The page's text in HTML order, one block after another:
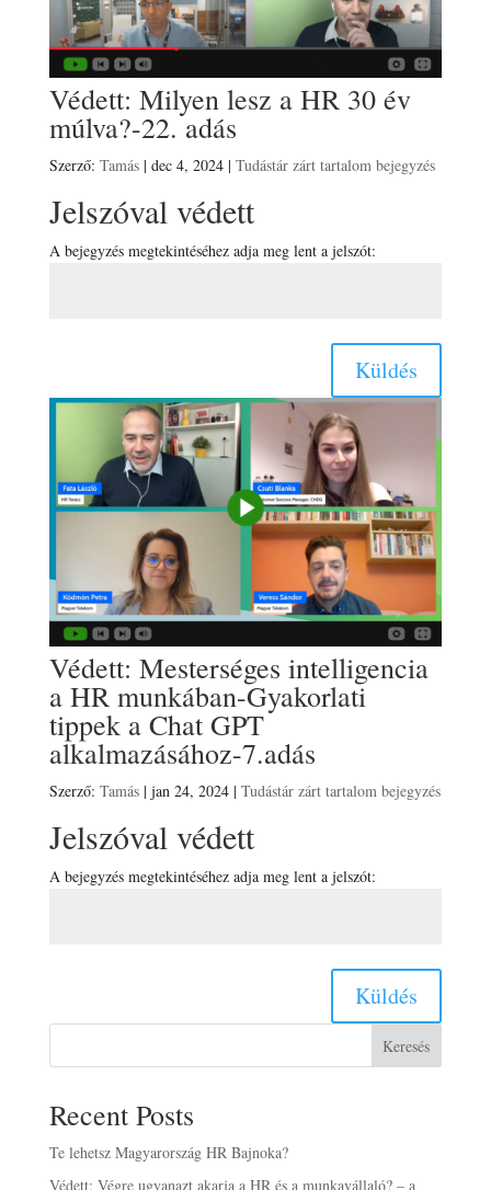
Védett: Milyen lesz a HR 30 év
múlva?-22. adás
Szerző: Tamás| dec 4, 2024| Tudástár zárt tartalom bejegyzés
Jelszóval védett
A bejegyzés megtekintéséhez adja meg lent a jelszót:
Küldés
Védett: Mesterséges intelligencia
a HR munkában-Gyakorlati
tippek a Chat GPT
alkalmazásához-7.adás
Szerző: Tamás| jan 24, 2024| Tudástár zárt tartalom bejegyzés
Jelszóval védett
A bejegyzés megtekintéséhez adja meg lent a jelszót:
Küldés
Keresés
Recent Posts
Te lehetsz Magyarország HR Bajnoka?
Védett: Végre ugyanazt akarja a HR és a munkavállaló? – a